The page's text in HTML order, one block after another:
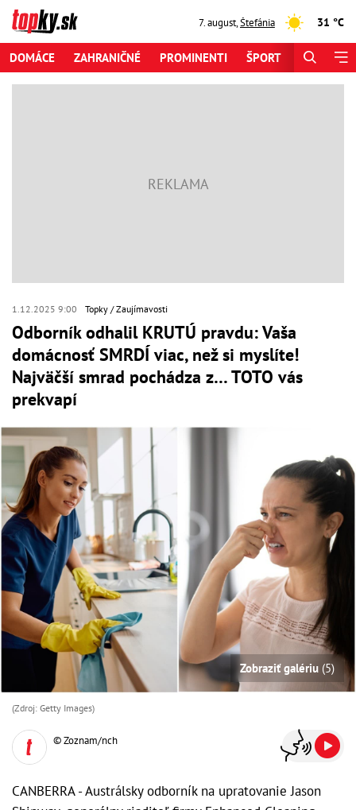
7. august,Štefánia 31 °C
DOMÁCE ZAHRANIČNÉ PROMINENTI ŠPORT
1.12.2025 9:00 Topky Zaujímavosti
Odborník odhalil KRUTÚ pravdu: Vaša
domácnosť SMRDÍ viac, než si myslíte!
Najväčší smrad pochádza z… TOTO vás
prekvapí
Zobraziť galériu (5)
(Zdroj: Getty Images)
© Zoznam/nch
CANBERRA - Austrálsky odborník na upratovanie Jason